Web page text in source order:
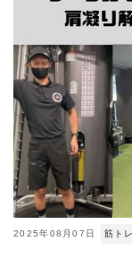
2025年08月07日 筋ト